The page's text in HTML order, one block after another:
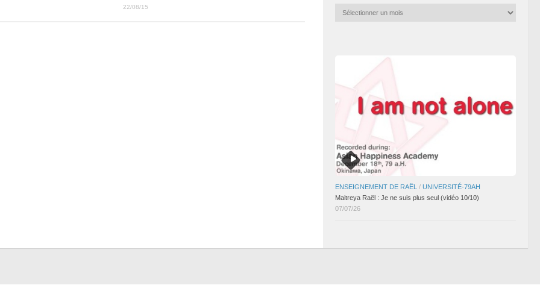
22/08/15
Archives
ENSEIGNEMENT DE RAËL / UNIVERSITÉ-79AH
Maitreya Raël : Je ne suis plus seul (vidéo 10/10)
07/07/26